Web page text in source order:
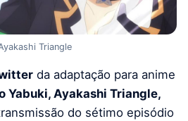
Triangle
da adaptação para anime
Yabuki, Ayakashi Triangle,
do sétimo episódio